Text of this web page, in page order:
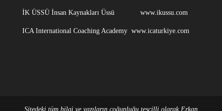
İK ÜSSÜ İnsan Kaynakları Üssü www.ikussu.com
ICA International Coaching Academy www.icaturkiye.com
Sitedeki tüm bilgi ve yazıların çoğunluğu tescilli olarak Erkan